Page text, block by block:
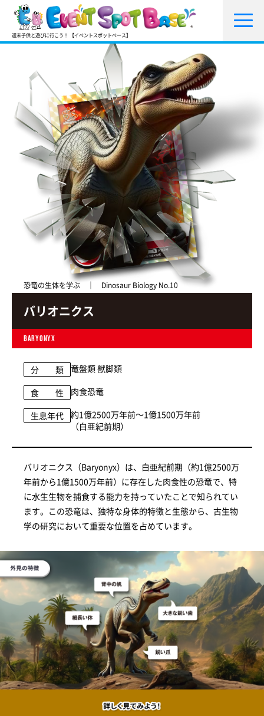
週末子供と遊びに行こう！ 【イベントスポットベース】
恐竜の生体を学ぶ ｜ Dinosaur Biology No.10
バリオニクス
BARYONYX
分 類 竜盤類 獣脚類
食 性 肉食恐竜
生息年代 約1億2500万年前～1億1500万年前
（白亜紀前期）
バリオニクス（Baryonyx）は、白亜紀前期（約1億2500万
年前から1億1500万年前）に存在した肉食性の恐竜で、特
に水生生物を捕食する能力を持っていたことで知られてい
ます。この恐竜は、独特な身体的特徴と生態から、古生物
学の研究において重要な位置を占めています。